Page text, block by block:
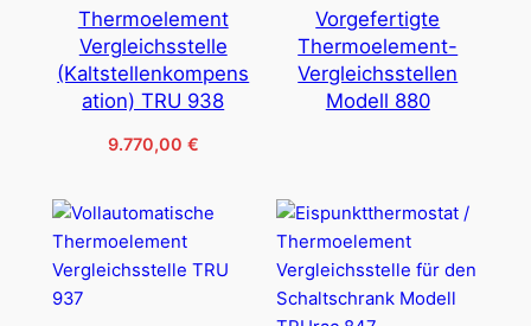
Thermoelement
Vergleichsstelle
(Kaltstellenkompens
ation) TRU 938
9.770,00 €
Vorgefertigte
Thermoelement-
Vergleichsstellen
Modell 880